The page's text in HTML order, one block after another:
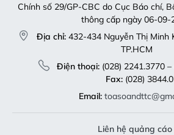
Chính số 29/GP-CBC do Cục Báo chí,
thông cấp ngày 06-09-
Địa chỉ: 432-434 Nguyễn Thị Minh
TP.HCM
Điện thoại:(028) 2241.3770 –
Fax:(028)
Email:
Liên hệ quảng cáo